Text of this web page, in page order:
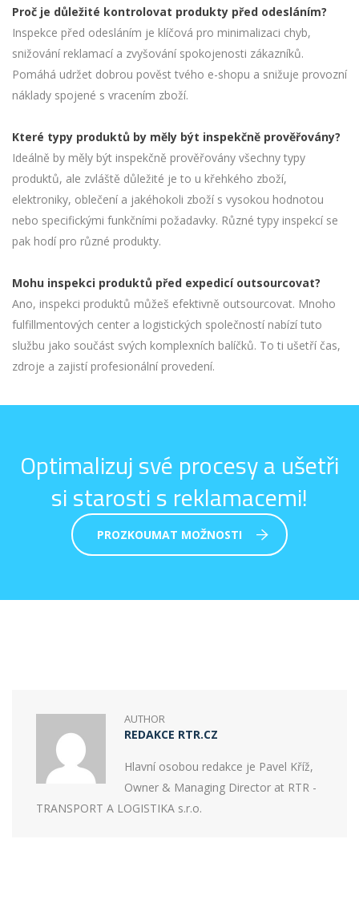
Proč je důležité kontrolovat produkty před odesláním?
Inspekce před odesláním je klíčová pro minimalizaci chyb,
snižování reklamací a zvyšování spokojenosti zákazníků.
Pomáhá udržet dobrou pověst tvého e-shopu a snižuje provozní
náklady spojené s vracením zboží.
Které typy produktů by měly být inspekčně prověřovány?
Ideálně by měly být inspekčně prověřovány všechny typy
produktů, ale zvláště důležité je to u křehkého zboží,
elektroniky, oblečení a jakéhokoli zboží s vysokou hodnotou
nebo specifickými funkčními požadavky. Různé typy inspekcí se
pak hodí pro různé produkty.
Mohu inspekci produktů před expedicí outsourcovat?
Ano, inspekci produktů můžeš efektivně outsourcovat. Mnoho
fulfillmentových center a logistických společností nabízí tuto
službu jako součást svých komplexních balíčků. To ti ušetří čas,
zdroje a zajistí profesionální provedení.
Optimalizuj své procesy a ušetři
si starosti s reklamacemi!
PROZKOUMAT MOŽNOSTI
AUTHOR
REDAKCE RTR.CZ
Hlavní osobou redakce je Pavel Kříž,
Owner & Managing Director at RTR -
TRANSPORT A LOGISTIKA s.r.o.